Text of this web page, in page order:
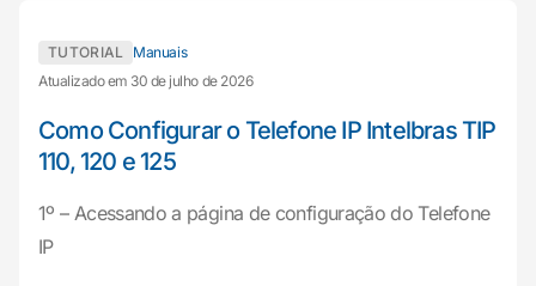
TUTORIAL Manuais
Atualizado em 30 de julho de 2026
Como Configurar o Telefone IP Intelbras TIP
110, 120 e 125
1º – Acessando a página de configuração do Telefone
IP